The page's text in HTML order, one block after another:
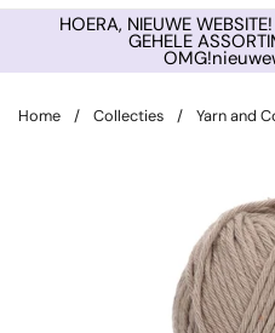
HOERA, NIEUWE
GEHELE
Home / Collecties / Yarn and